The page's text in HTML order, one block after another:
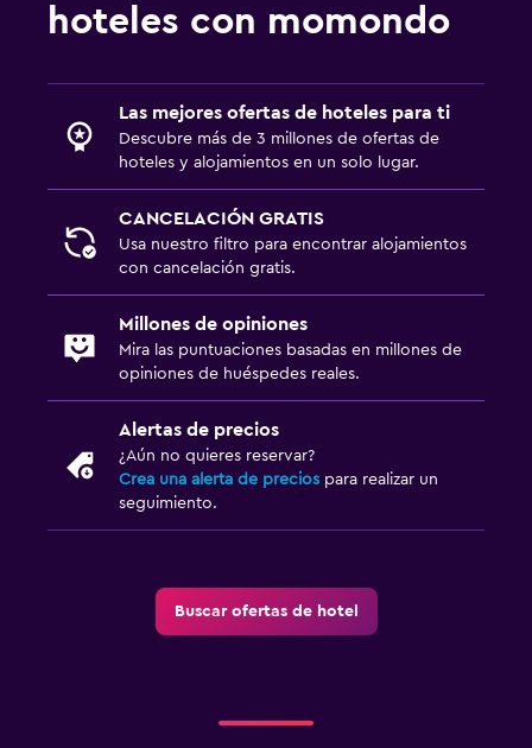
hoteles con momondo
Las mejores ofertas de hoteles para ti
Descubre más de 3 millones de ofertas de
hoteles y alojamientos en un solo lugar.
CANCELACIÓN GRATIS
Usa nuestro filtro para encontrar alojamientos
con cancelación gratis.
Millones de opiniones
Mira las puntuaciones basadas en millones de
opiniones de huéspedes reales.
Alertas de precios
¿Aún no quieres reservar?
Crea una alerta de precios para realizar un
seguimiento.
Buscar ofertas de hotel